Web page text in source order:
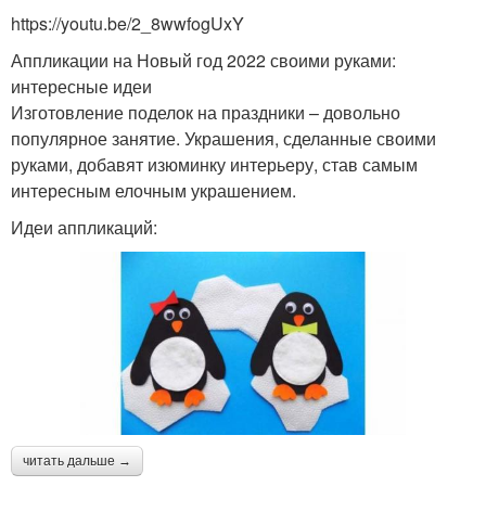
https://youtu.be/2_8wwfogUxY
Аппликации на Новый год 2022 своими руками:
интересные идеи
Изготовление поделок на праздники – довольно
популярное занятие. Украшения, сделанные своими
руками, добавят изюминку интерьеру, став самым
интересным елочным украшением.
Идеи аппликаций:
читать дальше →